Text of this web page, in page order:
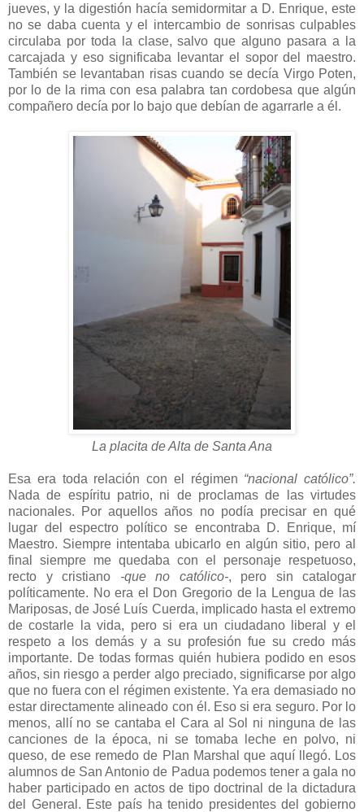
jueves, y la digestión hacía semidormitar a D. Enrique, este
no se daba cuenta y el intercambio de sonrisas culpables
circulaba por toda la clase, salvo que alguno pasara a la
carcajada y eso significaba levantar el sopor del maestro.
También se levantaban risas cuando se decía Virgo Poten,
por lo de la rima con esa palabra tan cordobesa que algún
compañero decía por lo bajo que debían de agarrarle a él.
La placita de Alta de Santa Ana
Esa era toda relación con el régimen “nacional católico”.
Nada de espíritu patrio, ni de proclamas de las virtudes
nacionales. Por aquellos años no podía precisar en qué
lugar del espectro político se encontraba D. Enrique, mí
Maestro. Siempre intentaba ubicarlo en algún sitio, pero al
final siempre me quedaba con el personaje respetuoso,
recto y cristiano -que no católico-, pero sin catalogar
políticamente. No era el Don Gregorio de la Lengua de las
Mariposas, de José Luís Cuerda, implicado hasta el extremo
de costarle la vida, pero si era un ciudadano liberal y el
respeto a los demás y a su profesión fue su credo más
importante. De todas formas quién hubiera podido en esos
años, sin riesgo a perder algo preciado, significarse por algo
que no fuera con el régimen existente. Ya era demasiado no
estar directamente alineado con él. Eso si era seguro. Por lo
menos, allí no se cantaba el Cara al Sol ni ninguna de las
canciones de la época, ni se tomaba leche en polvo, ni
queso, de ese remedo de Plan Marshal que aquí llegó. Los
alumnos de San Antonio de Padua podemos tener a gala no
haber participado en actos de tipo doctrinal de la dictadura
del General. Este país ha tenido presidentes del gobierno